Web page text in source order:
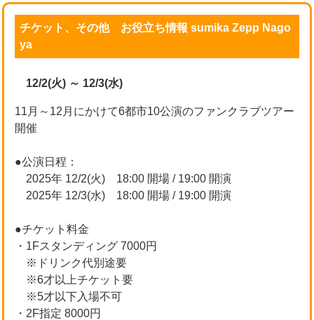
チケット、その他 お役立ち情報 sumika Zepp Nago
ya
12/2(火) ～ 12/3(水)
11月～12月にかけて6都市10公演のファンクラブツアー
開催
●公演日程：
2025年 12/2(火) 18:00 開場 / 19:00 開演
2025年 12/3(水) 18:00 開場 / 19:00 開演
●チケット料金
・1Fスタンディング 7000円
※ドリンク代別途要
※6才以上チケット要
※5才以下入場不可
・2F指定 8000円